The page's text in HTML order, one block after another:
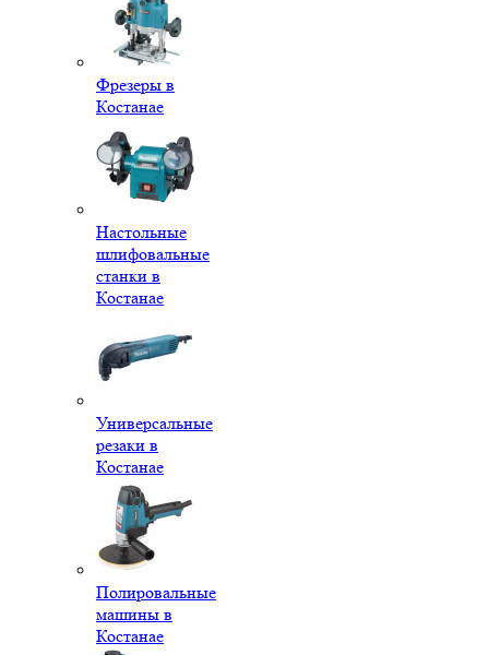
Фрезеры в
Костанае
Настольные
шлифовальные
станки в
Костанае
Универсальные
резаки в
Костанае
Полировальные
машины в
Костанае